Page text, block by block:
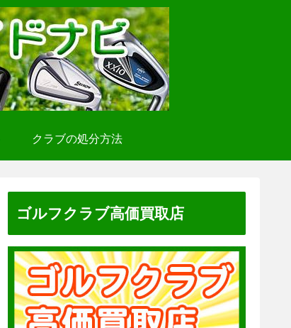
クラブの処分方法
ゴルフクラブ高価買取店